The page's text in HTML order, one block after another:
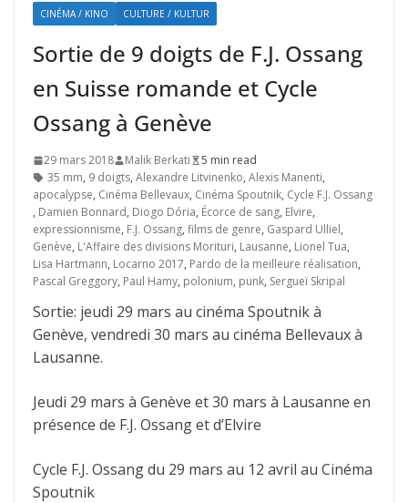
CINÉMA / KINO CULTURE / KULTUR
Sortie de 9 doigts de F.J. Ossang
en Suisse romande et Cycle
Ossang à Genève
29 mars 2018 Malik Berkati
5 min read
35 mm, 9 doigts, Alexandre Litvinenko, Alexis Manenti,
apocalypse, Cinéma Bellevaux, Cinéma Spoutnik, Cycle F.J. Ossang
, Damien Bonnard, Diogo Dória, Écorce de sang, Elvire,
expressionnisme, F.J. Ossang, films de genre, Gaspard Ulliel,
Genève, L'Affaire des divisions Morituri, Lausanne, Lionel Tua,
Lisa Hartmann, Locarno 2017, Pardo de la meilleure réalisation,
Pascal Greggory, Paul Hamy, polonium, punk, Sergueï Skripal
Sortie: jeudi 29 mars au cinéma Spoutnik à
Genève, vendredi 30 mars au cinéma Bellevaux à
Lausanne.
Jeudi 29 mars à Genève et 30 mars à Lausanne en
présence de F.J. Ossang et d’Elvire
Cycle F.J. Ossang du 29 mars au 12 avril au Cinéma
Spoutnik